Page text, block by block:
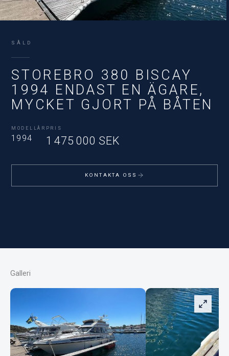
SÅLD
STOREBRO 380 BISCAY
1994 ENDAST EN ÄGARE,
MYCKET GJORT PÅ BÅTEN
MODELLÅR
1994
PRIS
1 475 000 SEK
KONTAKTA OSS
Galleri